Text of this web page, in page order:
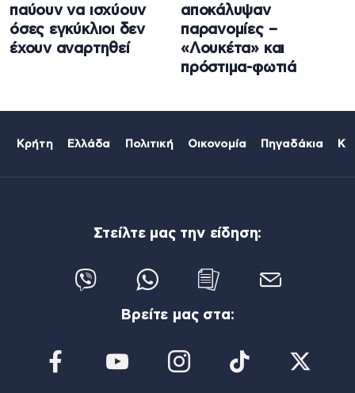
παύουν να ισχύουν
όσες εγκύκλιοι δεν
έχουν αναρτηθεί
αποκάλυψαν
παρανομίες –
«Λουκέτα» και
πρόστιμα-φωτιά
Κρήτη Ελλάδα Πολιτική Οικονομία Πηγαδάκια
Στείλτε μας την είδηση:
Βρείτε μας στα: